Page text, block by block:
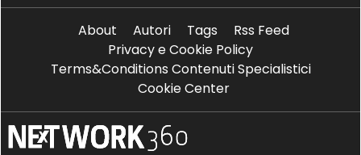
About Autori Tags
Rss Feed
Privacy e Cookie Policy
Terms&Conditions Contenuti Specialistici
Cookie Center